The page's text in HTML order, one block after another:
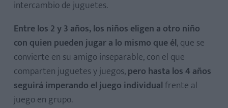
intercambio de juguetes.
Entre los 2 y 3 años,los niños eligen a otro niño
con quien pueden jugar a lo mismo que él, que se
convierte en su amigo inseparable, con el que
comparten juguetes y juegos,pero hasta los 4 años
seguirá imperando el juego individualfrente al
juego en grupo.